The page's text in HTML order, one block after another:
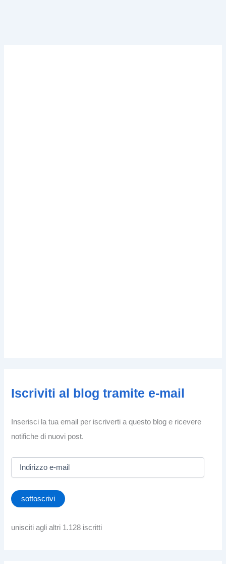
Iscriviti al blog tramite e-mail
Inserisci la tua email per iscriverti a questo blog e ricevere
notifiche di nuovi post.
i
r
z
sottoscrivi
unisciti agli altri 1.128 iscritti